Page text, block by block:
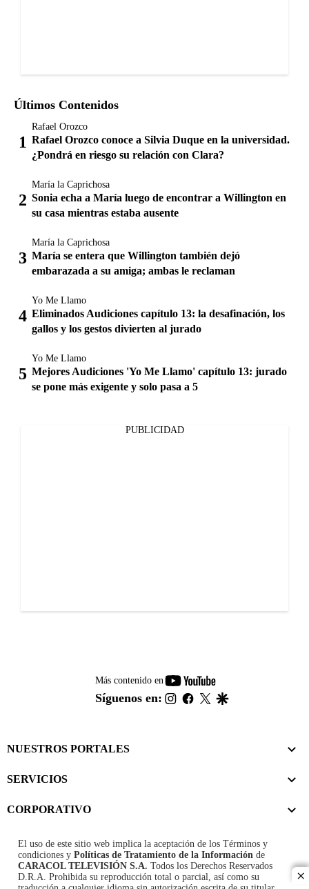
Últimos Contenidos
Rafael Orozco
Rafael Orozco conoce a Silvia Duque en la universidad.
¿Pondrá en riesgo su relación con Clara?
María la Caprichosa
Sonia echa a María luego de encontrar a Willington en
su casa mientras estaba ausente
María la Caprichosa
María se entera que Willington también dejó
embarazada a su amiga; ambas le reclaman
Yo Me Llamo
Eliminados Audiciones capítulo 13: la desafinación, los
gallos y los gestos divierten al jurado
Yo Me Llamo
Mejores Audiciones 'Yo Me Llamo' capítulo 13: jurado
se pone más exigente y solo pasa a 5
PUBLICIDAD
Más contenido en
youtube-
footer
Síguenos en: instagram
facebook
twitter
NUESTROS PORTALES
SERVICIOS
CORPORATIVO
El uso de este sitio web implica la aceptación de los Términos y
condiciones y Políticas de Tratamiento de la Información de
CARACOL TELEVISIÓN S.A. Todos los Derechos Reservados
D.R.A. Prohibida su reproducción total o parcial, así como su